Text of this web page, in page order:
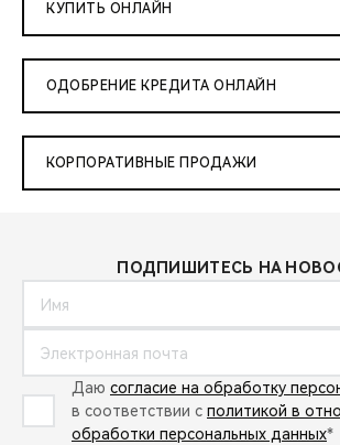
КУПИТЬ ОНЛАЙН
ОДОБРЕНИЕ КРЕДИТА ОНЛАЙН
КОРПОРАТИВНЫЕ ПРОДАЖИ
ПОДПИШИТЕСЬ НА
Даю согласие на обработку
в соответствии с политикой в
обработки персональных данных*